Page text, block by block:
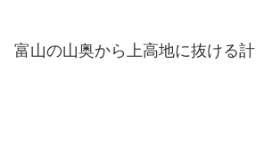
富山の山奥から上高地に抜ける計